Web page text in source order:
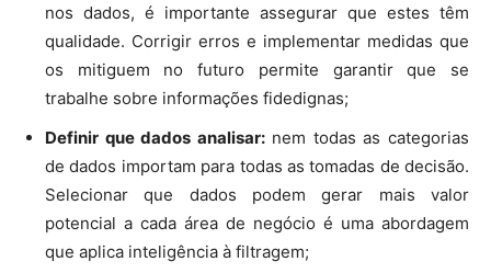
nos dados, é importante assegurar que estes têm
qualidade. Corrigir erros e implementar medidas que
os mitiguem no futuro permite garantir que se
trabalhe sobre informações fidedignas;
Definir que dados analisar:nem todas as categorias
de dados importam para todas as tomadas de decisão.
Selecionar que dados podem gerar mais valor
potencial a cada área de negócio é uma abordagem
que aplica inteligência à filtragem;